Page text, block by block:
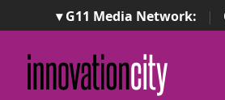
▾ G11 Media Network: |
ImpresaCity |
Awards
Italian Project Awards
Awards